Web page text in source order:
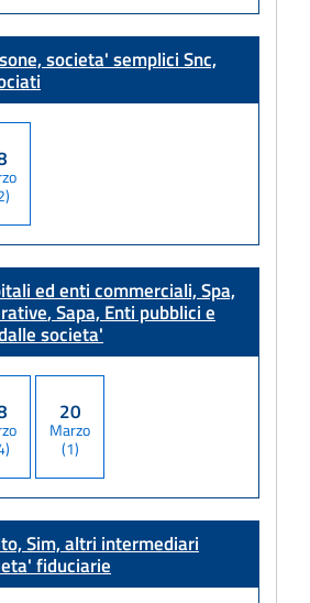
societa' sempliciSnc,
ed enti commerciali, Spa,
, Sapa, Enti pubblici e
societa'
20
Marzo
(1)
Sim, altri intermediari
fiduciarie